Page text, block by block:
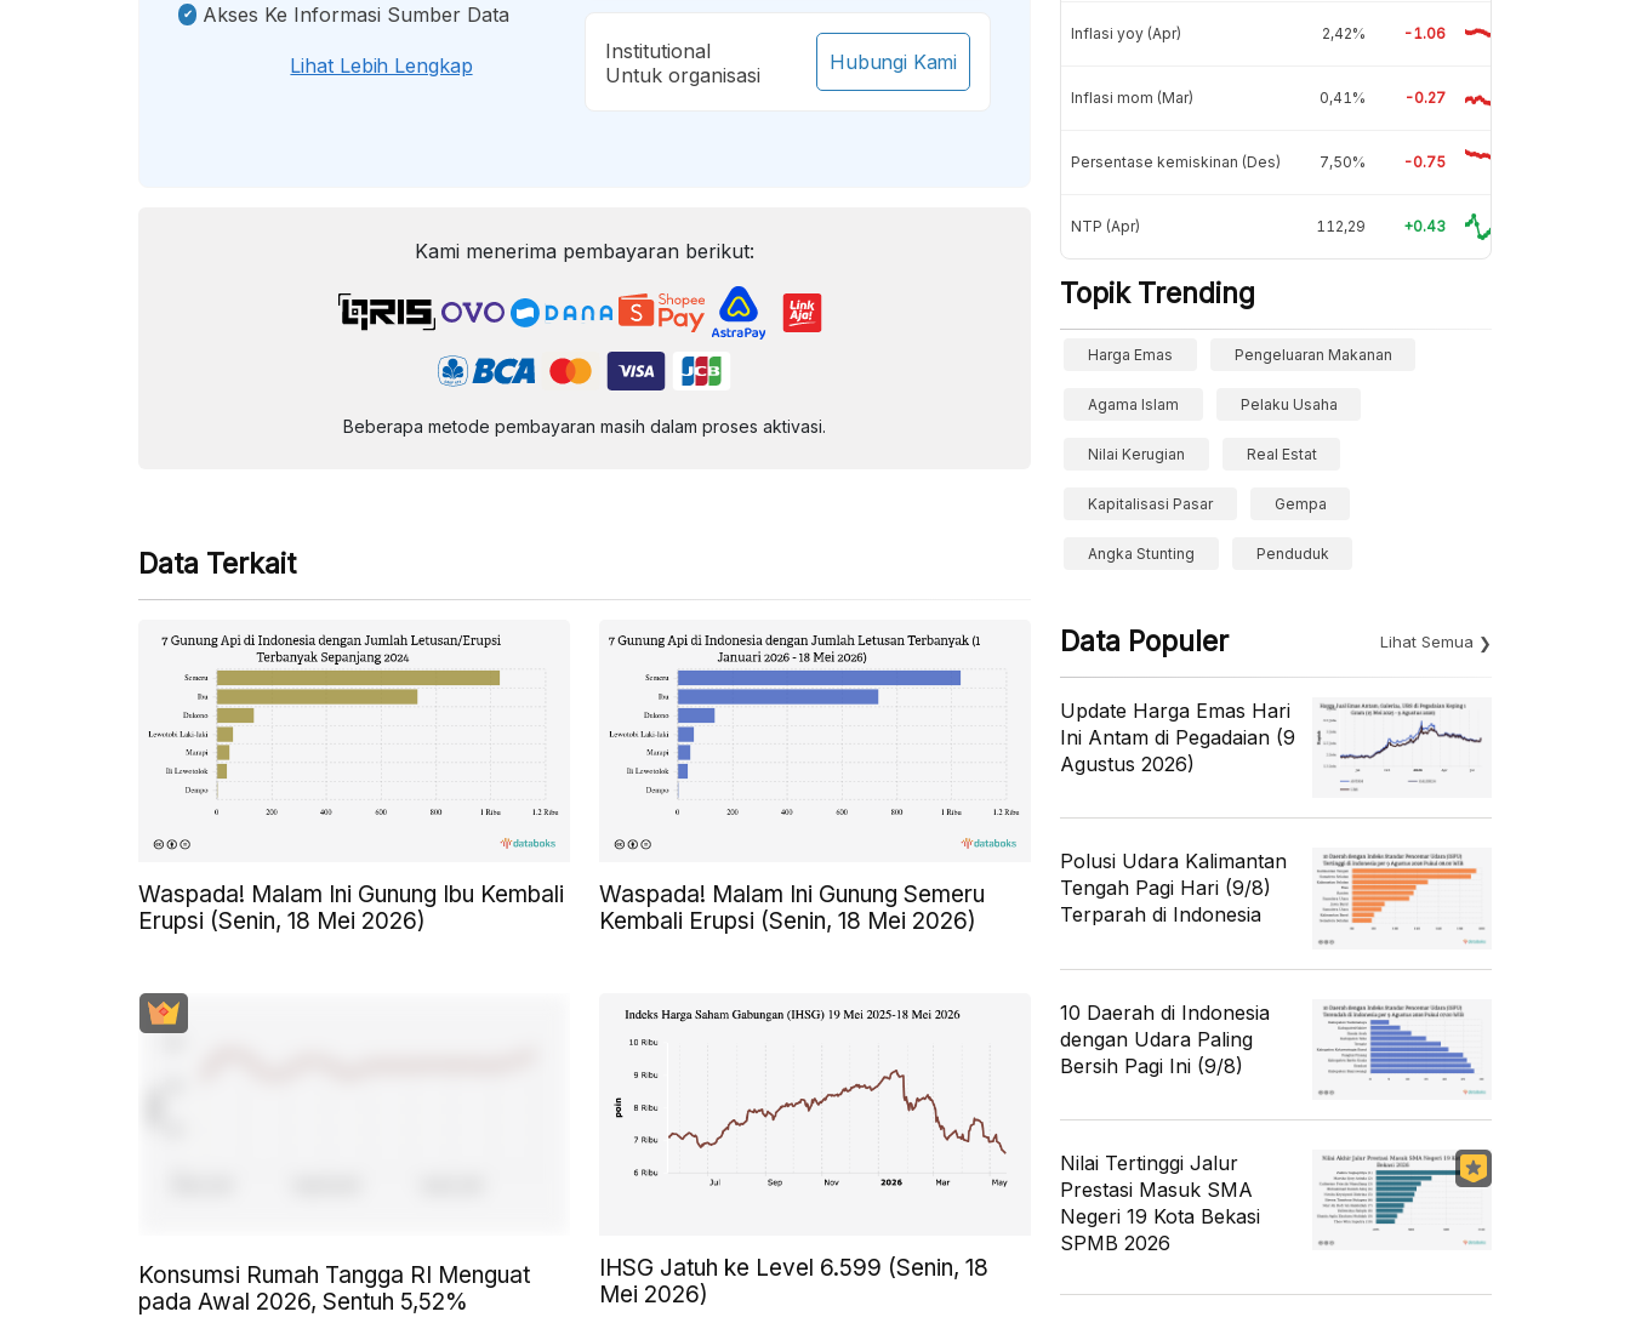
Akses Ke Informasi Sumber Data
Lihat Lebih Lengkap
Institutional
Untuk organisasi
Hubungi Kami
Kami menerima pembayaran berikut:
Beberapa metode pembayaran masih dalam proses aktivasi.
Data Terkait
Waspada! Malam Ini Gunung Ibu Kembali
Erupsi (Senin, 18 Mei 2026)
Waspada! Malam Ini Gunung Semeru
Kembali Erupsi (Senin, 18 Mei 2026)
Konsumsi Rumah Tangga RI Menguat
pada Awal 2026, Sentuh 5,52%
IHSG Jatuh ke Level 6.599 (Senin, 18
Mei 2026)
Inflasi yoy (Apr) 2,42% -1.06
Inflasi mom (Mar) 0,41% -0.27
Persentase kemiskinan (Des) 7,50% -0.75
NTP (Apr) 112,29 +0.43
Topik Trending
Harga Emas Pengeluaran Makanan
Agama Islam Pelaku Usaha
Nilai Kerugian Real Estat
Kapitalisasi Pasar Gempa
Angka Stunting Penduduk
Data Populer Lihat Semua
Update Harga Emas Hari
Ini Antam di Pegadaian (9
Agustus 2026)
Polusi Udara Kalimantan
Tengah Pagi Hari (9/8)
Terparah di Indonesia
10 Daerah di Indonesia
dengan Udara Paling
Bersih Pagi Ini (9/8)
Nilai Tertinggi Jalur
Prestasi Masuk SMA
Negeri 19 Kota Bekasi
SPMB 2026